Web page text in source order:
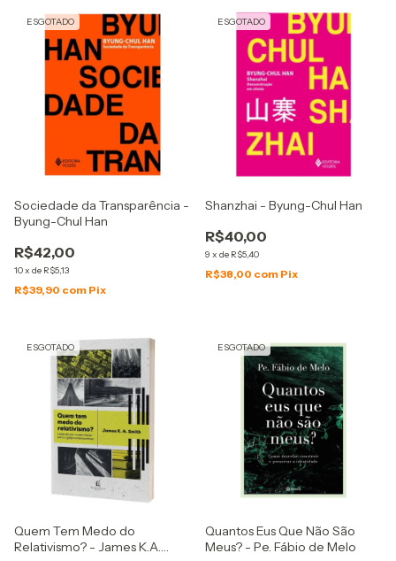
ESGOTADO
Sociedade da Transparência -
Byung-Chul Han
R$42,00
10x de R$5,13
R$39,90 com Pix
ESGOTADO
Shanzhai - Byung-Chul Han
R$40,00
9 x de R$5,40
R$38,00 com Pix
ESGOTADO
Quem Tem Medo do
Relativismo? - James K.A.
ESGOTADO
Quantos Eus Que Não São
Meus? - Pe. Fábio de Melo